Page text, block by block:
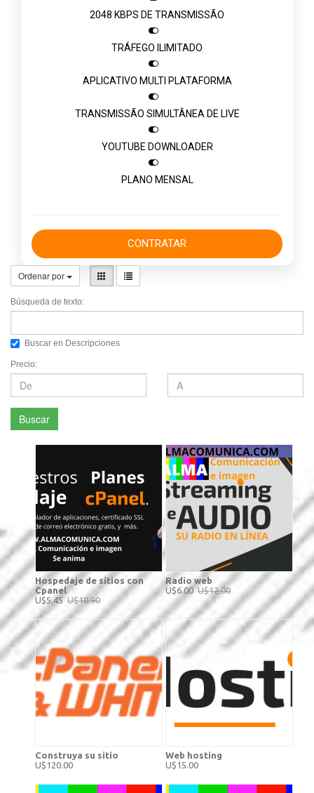
2048 KBPS DE TRANSMISSÃO

TRÁFEGO ILIMITADO

APLICATIVO MULTI PLATAFORMA

TRANSMISSÃO SIMULTÂNEA DE LIVE

YOUTUBE DOWNLOADER

PLANO MENSAL
CONTRATAR
Ordenar por
Búsqueda de texto:
Buscar en Descripciones
Precio:
Buscar
Hospedaje de sitios con
Cpanel
U$5.45 U$10.90
Radio web
U$6.00 U$12.00
Construya su sitio
U$120.00
Web hosting
U$15.00